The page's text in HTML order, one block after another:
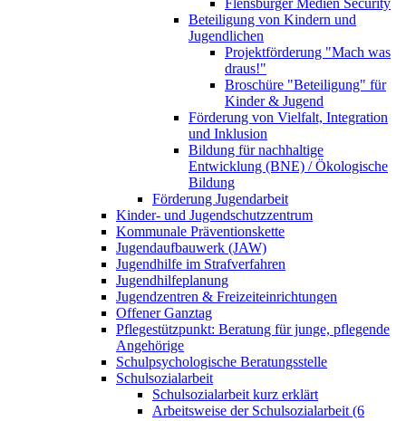
Flensburger Medien Security
Beteiligung von Kindern und
Jugendlichen
Projektförderung "Mach was
draus!"
Broschüre "Beteiligung" für
Kinder & Jugend
Förderung von Vielfalt, Integration
und Inklusion
Bildung für nachhaltige
Entwicklung (BNE) / Ökologische
Bildung
Förderung Jugendarbeit
Kinder- und Jugendschutzzentrum
Kommunale Präventionskette
Jugendaufbauwerk (JAW)
Jugendhilfe im Strafverfahren
Jugendhilfeplanung
Jugendzentren & Freizeiteinrichtungen
Offener Ganztag
Pflegestützpunkt: Beratung für junge, pflegende
Angehörige
Schulpsychologische Beratungsstelle
Schulsozialarbeit
Schulsozialarbeit kurz erklärt
Arbeitsweise der Schulsozialarbeit (6